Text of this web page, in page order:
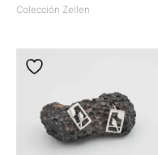
Colección Zeilen